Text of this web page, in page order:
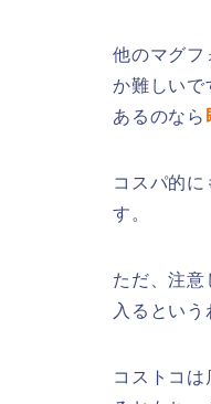
他のマグフ
か難しいで
あるのなら
コスパ的
す。
ただ、注
入るという
コストコ